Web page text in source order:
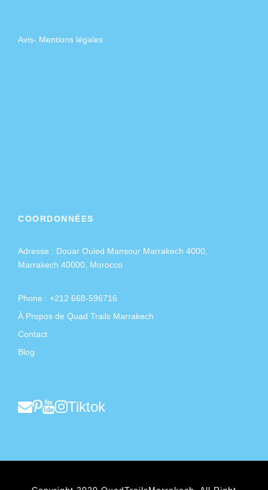
Avis- Mentions légales
COORDONNÉES
Adresse : Douar Ouled Mansour Marrakech 4000,
Marrakech 40000, Morocco
Phone : +212 668-596716
À Propos de Quad Trails Marrakech
Contact
Blog
Tiktok